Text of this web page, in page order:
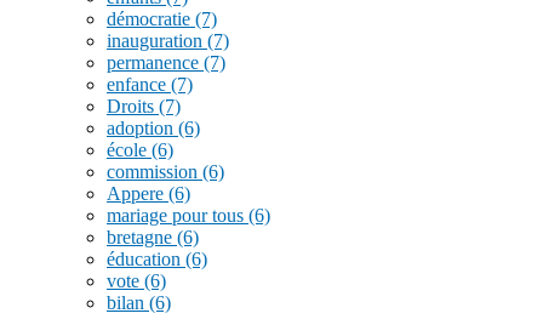
démocratie (7)
inauguration (7)
permanence (7)
enfance (7)
Droits (7)
adoption (6)
école (6)
commission (6)
Appere (6)
mariage pour tous (6)
bretagne (6)
éducation (6)
vote (6)
bilan (6)